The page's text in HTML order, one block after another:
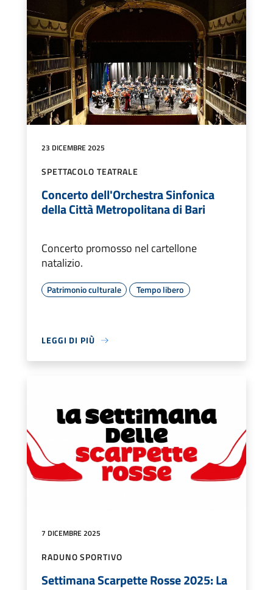
23 DICEMBRE 2025
SPETTACOLO TEATRALE
Concerto dell'Orchestra Sinfonica
della Città Metropolitana di Bari
Concerto promosso nel cartellone
natalizio.
Patrimonio culturale Tempo libero
LEGGI DI PIÙ
7 DICEMBRE 2025
RADUNO SPORTIVO
Settimana Scarpette Rosse 2025: La